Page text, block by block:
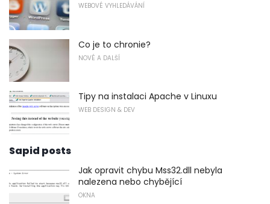
WEBOVÉ VYHLEDÁVÁNÍ
Co je to chronie?
NOVÉ A DALŠÍ
Tipy na instalaci Apache v Linuxu
WEB DESIGN & DEV
Sapid posts
Jak opravit chybu Mss32.dll nebyla
nalezena nebo chybějící
OKNA